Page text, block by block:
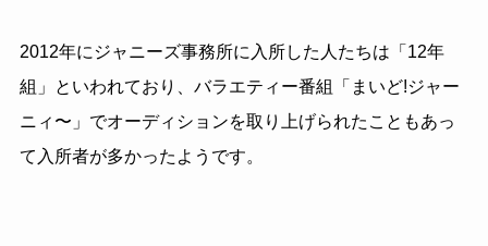
2012年にジャニーズ事務所に入所した人たちは「12年
組」といわれており、バラエティー番組「まいど!ジャー
ニィ〜」でオーディションを取り上げられたこともあっ
て入所者が多かったようです。